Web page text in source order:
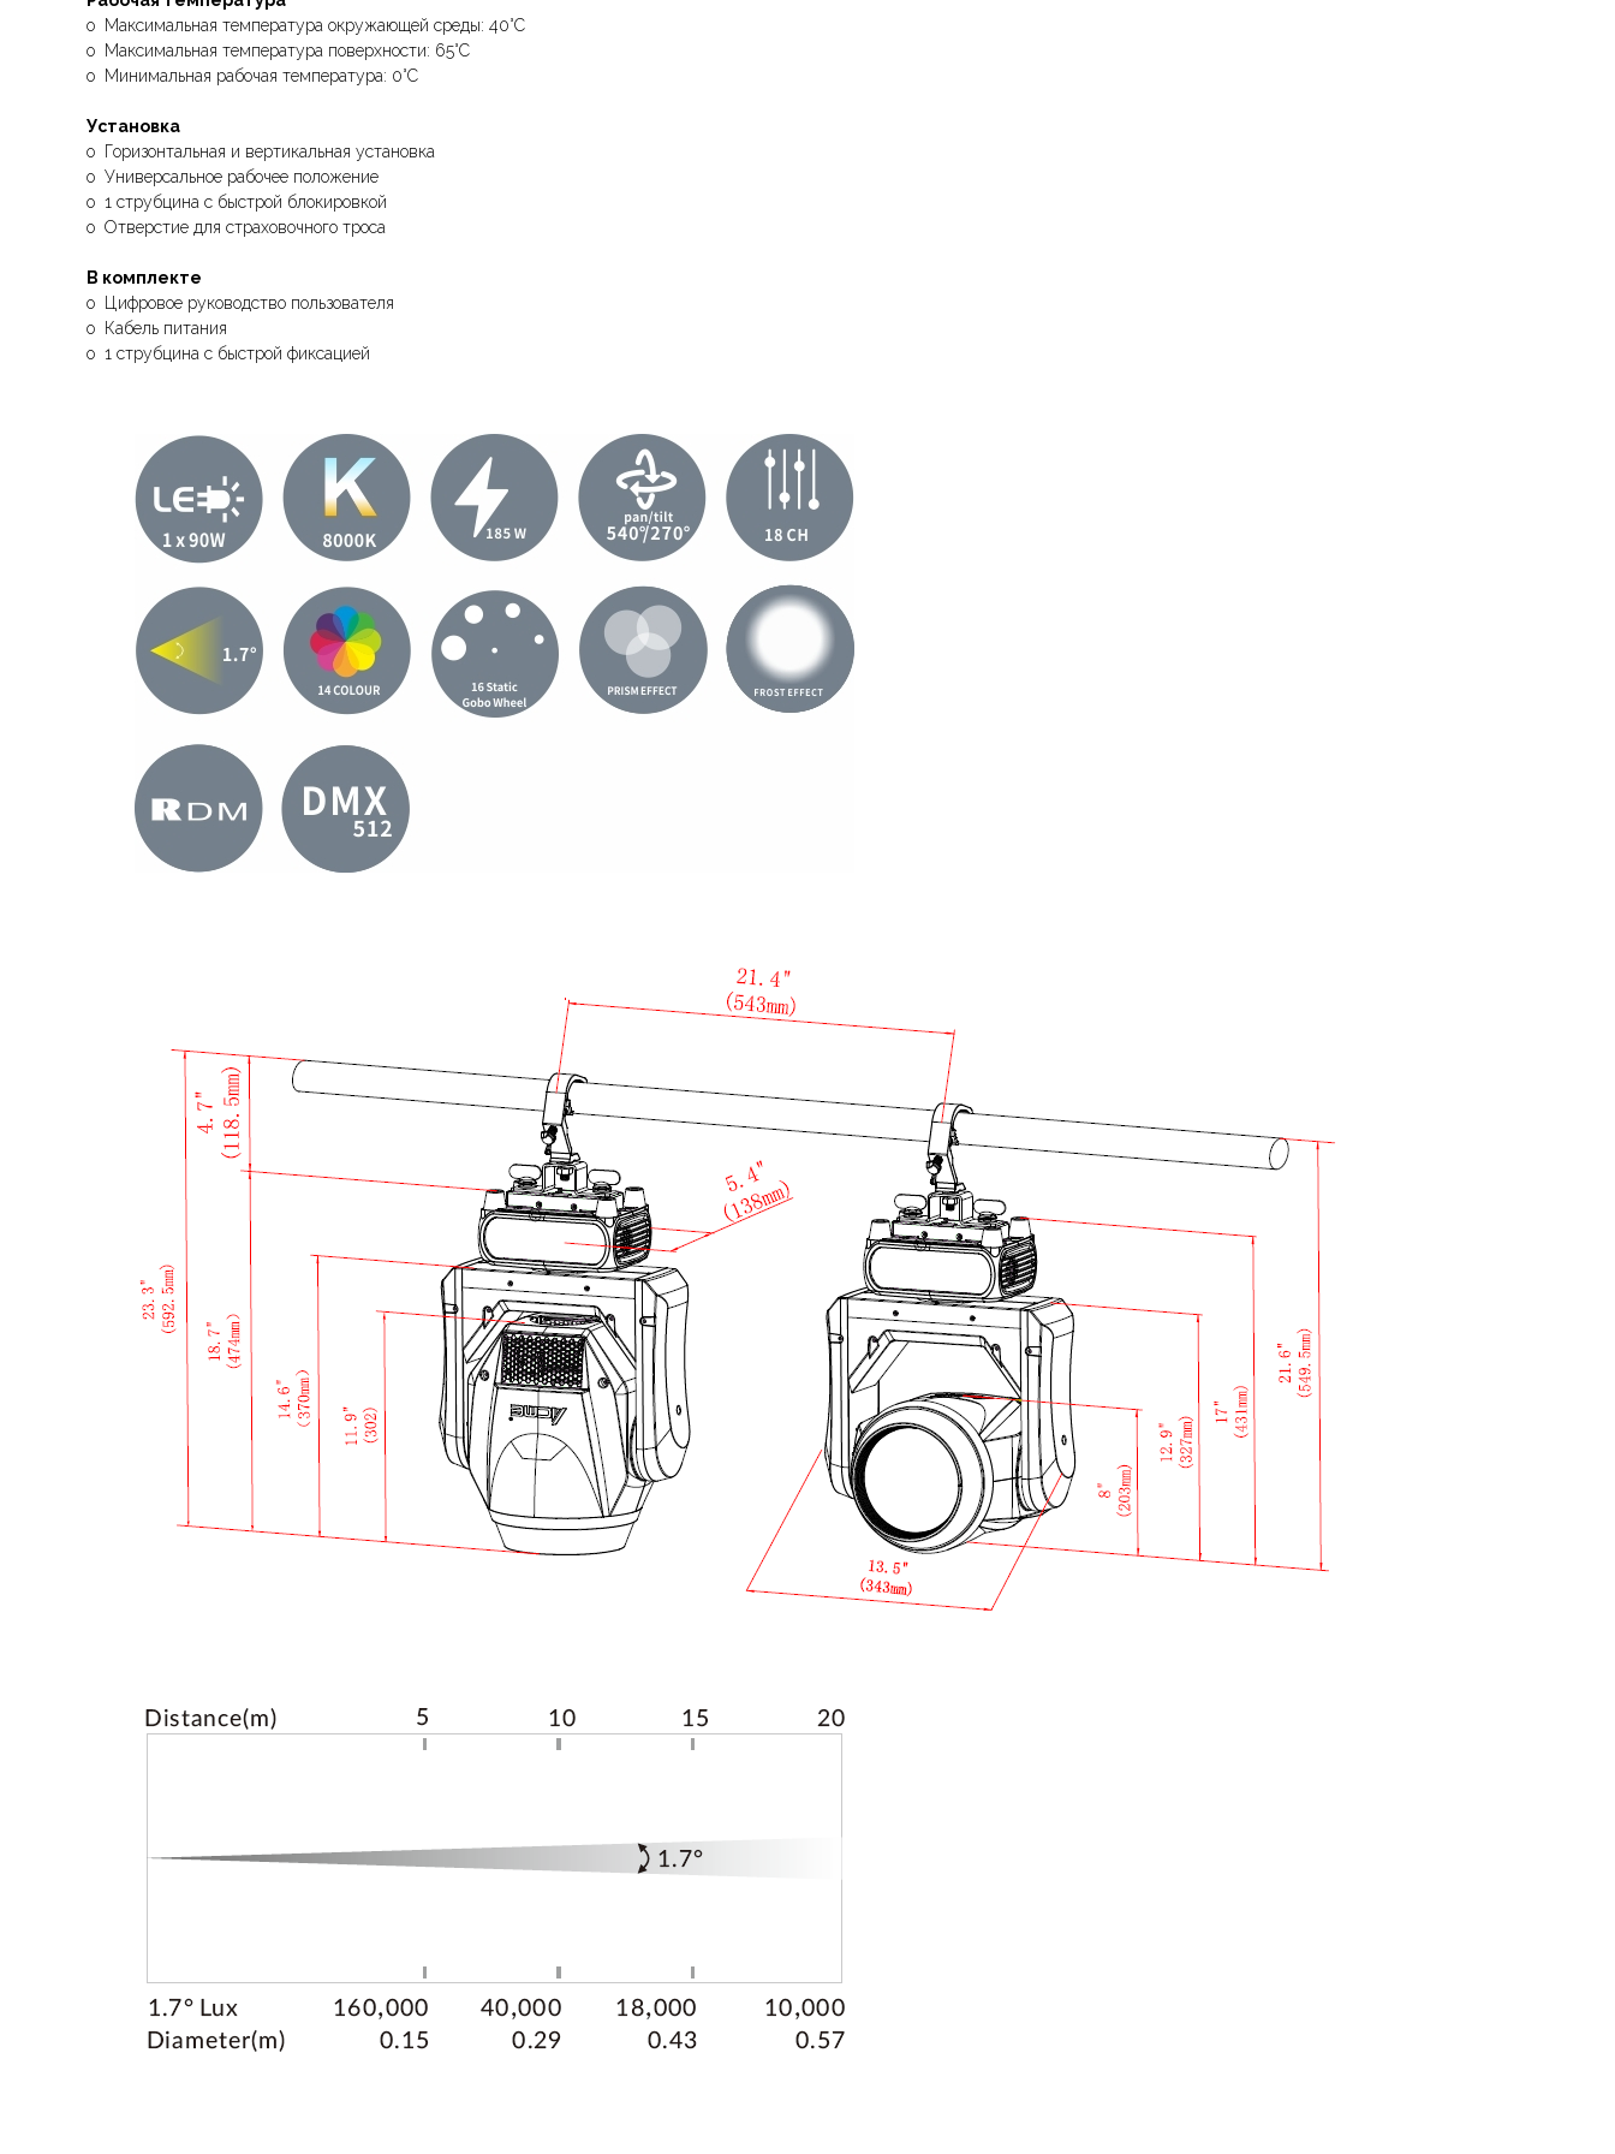
o Максимальная температура окружающей среды: 40°C
o Максимальная температура поверхности: 65°C
o Минимальная рабочая температура: 0°C
Установка
o Горизонтальная и вертикальная установка
o Универсальное рабочее положение
o 1 струбцина с быстрой блокировкой
o Отверстие для страховочного троса
В комплекте
o Цифровое руководство пользователя
o Кабель питания
o 1 струбцина с быстрой фиксацией